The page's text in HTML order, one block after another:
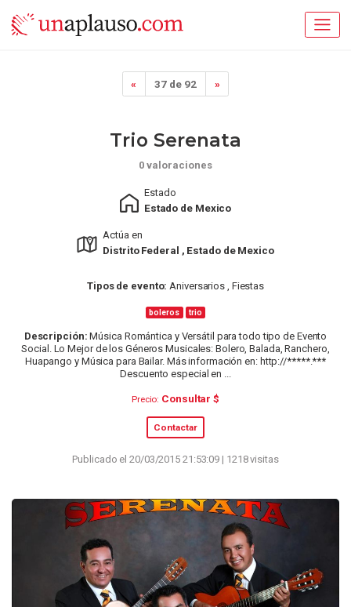
« 37 de 92 »
Trio Serenata
0 valoraciones
Estado
Estado de Mexico
Actúa en
Distrito Federal , Estado de Mexico
Tipos de evento: Aniversarios , Fiestas
boleros trio
Descripción: Música Romántica y Versátil para todo tipo de Evento
Social. Lo Mejor de los Géneros Musicales: Bolero, Balada, Ranchero,
Huapango y Música para Bailar. Más información en: http://*****.***
Descuento especial en ...
Precio: Consultar $
Contactar
Publicado el 20/03/2015 21:53:09 | 1218 visitas